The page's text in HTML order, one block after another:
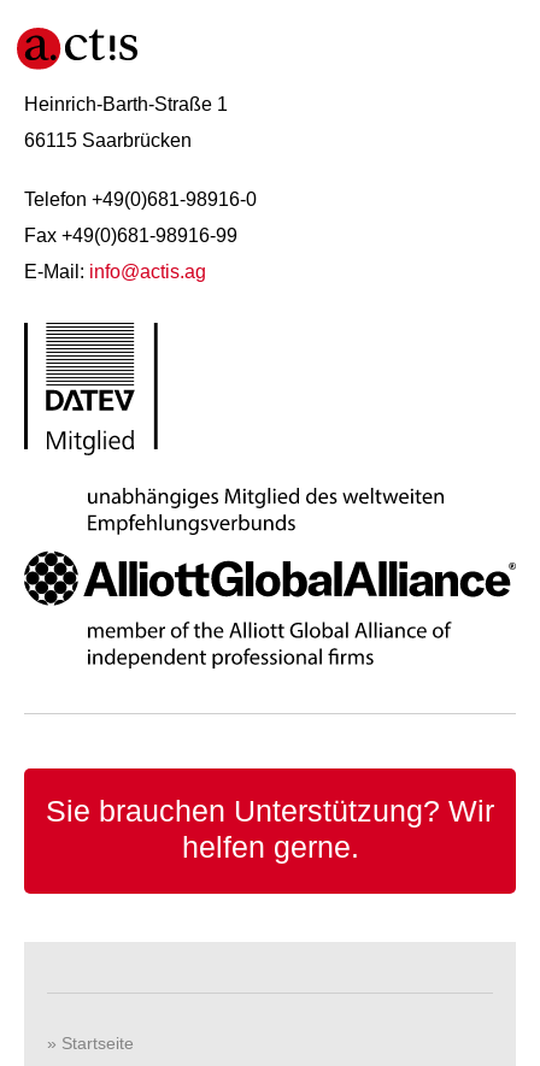
Heinrich-Barth-Straße 1
66115 Saarbrücken
Telefon +49(0)681-98916-0
Fax +49(0)681-98916-99
E-Mail: info@actis.ag
Sie brauchen Unterstützung? Wir
helfen gerne.
» Startseite